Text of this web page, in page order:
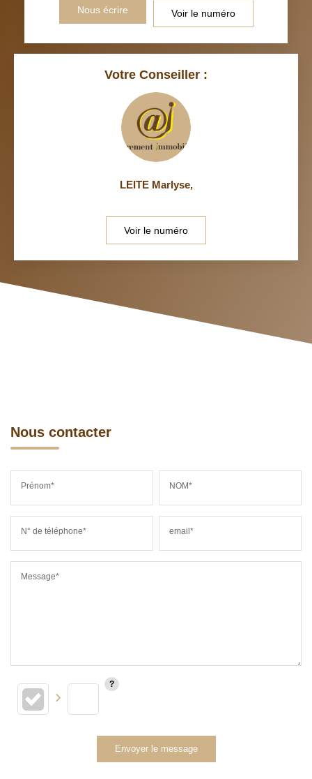
Nous écrire Voir le numéro
Votre Conseiller :
LEITE Marlyse,
Voir le numéro
Nous contacter
Prénom* NOM*
N° de téléphone* email*
Message*
Envoyer le message